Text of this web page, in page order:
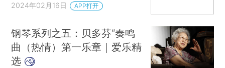
2024年02月16日 APP打开
钢琴系列之五：贝多芬“奏鸣
曲（热情）第一乐章｜爱乐精
选